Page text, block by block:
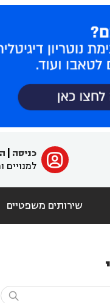
ﱐ כניסה
שירותים משפטיים
